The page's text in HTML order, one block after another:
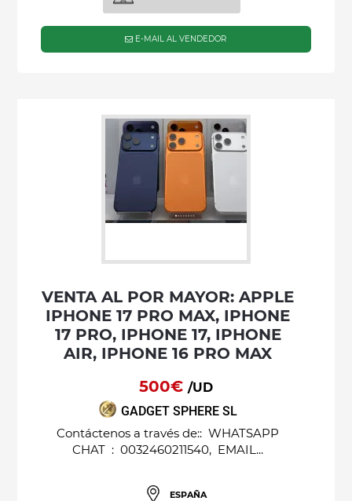
E-MAIL AL VENDEDOR
VENTA AL POR MAYOR: APPLE
IPHONE 17 PRO MAX, IPHONE
17 PRO, IPHONE 17, IPHONE
AIR, IPHONE 16 PRO MAX
500€ /UD
GADGET SPHERE SL
Contáctenos a través de:: WHATSAPP
CHAT : 0032460211540, EMAIL...
ESPAÑA